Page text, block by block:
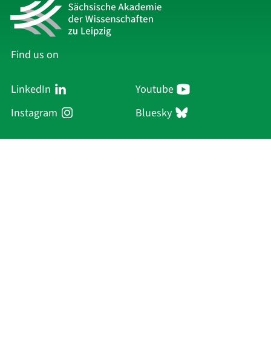
Find us on
LinkedIn
Youtube
Instagram
Bluesky